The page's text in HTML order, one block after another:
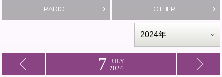
RADIO OTHER
7 JULY
2024